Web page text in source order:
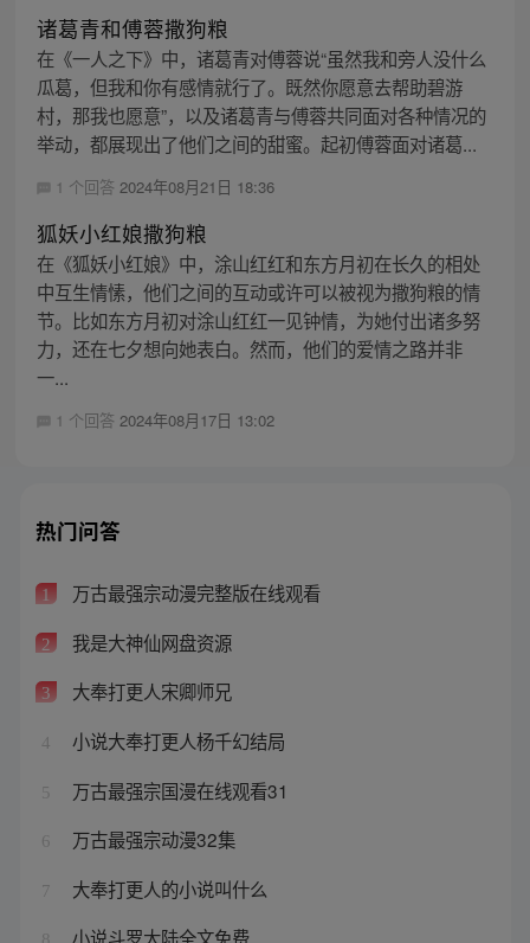
诸葛青和傅蓉撒狗粮
在《一人之下》中，诸葛青对傅蓉说“虽然我和旁人没什么
瓜葛，但我和你有感情就行了。既然你愿意去帮助碧游
村，那我也愿意”，以及诸葛青与傅蓉共同面对各种情况的
举动，都展现出了他们之间的甜蜜。起初傅蓉面对诸葛...
1 个回答 2024年08月21日 18:36
狐妖小红娘撒狗粮
在《狐妖小红娘》中，涂山红红和东方月初在长久的相处
中互生情愫，他们之间的互动或许可以被视为撒狗粮的情
节。比如东方月初对涂山红红一见钟情，为她付出诸多努
力，还在七夕想向她表白。然而，他们的爱情之路并非
一...
1 个回答 2024年08月17日 13:02
热门问答
1 万古最强宗动漫完整版在线观看
2 我是大神仙网盘资源
3 大奉打更人宋卿师兄
4 小说大奉打更人杨千幻结局
5 万古最强宗国漫在线观看31
6 万古最强宗动漫32集
7 大奉打更人的小说叫什么
小说斗罗大陆全文免费